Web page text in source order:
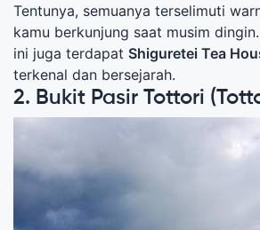
Tentunya, semuanya terselimuti
kamu berkunjung saat musim
ini juga terdapat Shiguretei Tea
terkenal dan bersejarah.
2. Bukit Pasir Tottori